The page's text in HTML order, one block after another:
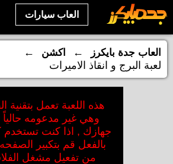
العاب سيارات
العاب جدة بايكرز ← اكشن
←
لعبة البرج و انقاذ الاميرات
هذه اللعبة تعمل بتقنية
وهي غير مدعومه
جهازك , اذا كنت تستخدم
بالفعل قم بتكبير
من تفعيل مشغل